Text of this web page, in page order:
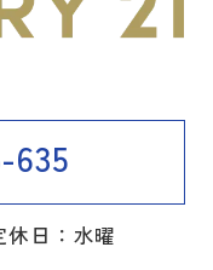
635
休日：水曜